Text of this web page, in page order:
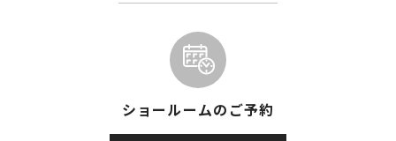
ショールームのご予約